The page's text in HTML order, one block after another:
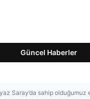
Güncel Haberler
Saray’da sahip olduğumuz